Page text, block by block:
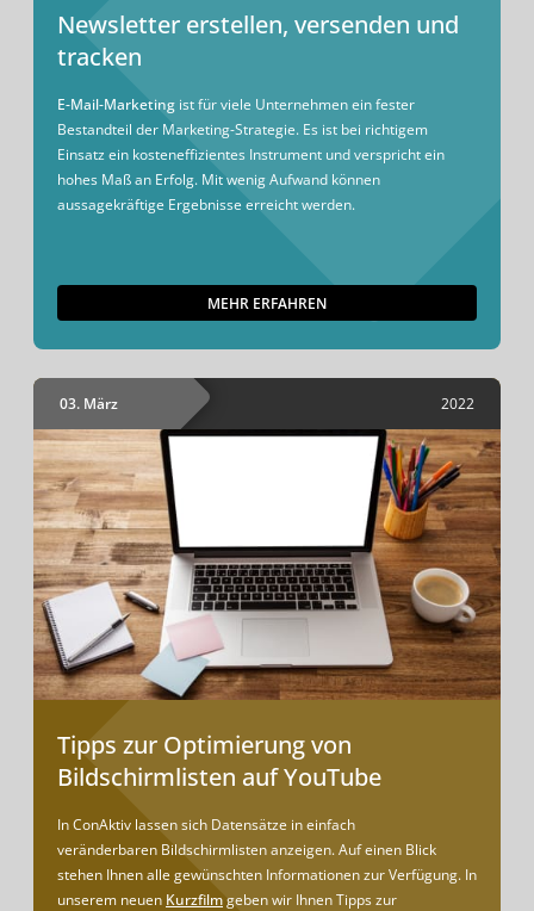
Newsletter erstellen, versenden und
tracken
E-Mail-Marketing ist für viele Unternehmen ein fester
Bestandteil der Marketing-Strategie. Es ist bei richtigem
Einsatz ein kosteneffizientes Instrument und verspricht ein
hohes Maß an Erfolg. Mit wenig Aufwand können
aussagekräftige Ergebnisse erreicht werden.
MEHR ERFAHREN
03. März 2022
Tipps zur Optimierung von
Bildschirmlisten auf YouTube
In ConAktiv lassen sich Datensätze in einfach
veränderbaren Bildschirmlisten anzeigen. Auf einen Blick
stehen Ihnen alle gewünschten Informationen zur Verfügung. In
unserem neuen Kurzfilmgeben wir Ihnen Tipps zur